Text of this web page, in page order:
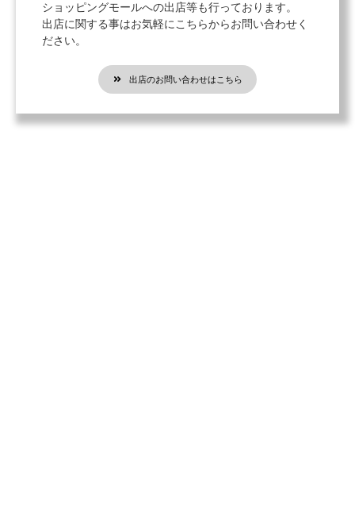
ショッピングモールへの出店等も行っております。
出店に関する事はお気軽にこちらからお問い合わせく
ださい。
出店のお問い合わせはこちら